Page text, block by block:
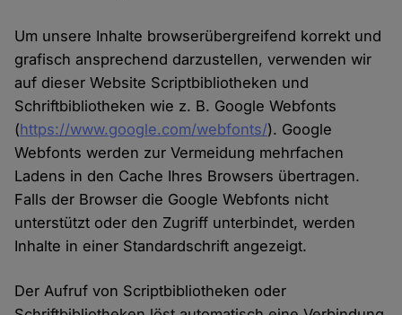
Um unsere Inhalte browserübergreifend korrekt und
grafisch ansprechend darzustellen, verwenden wir
auf dieser Website Scriptbibliotheken und
Schriftbibliotheken wie z. B. Google Webfonts
(https://www.google.com/webfonts/). Google
Webfonts werden zur Vermeidung mehrfachen
Ladens in den Cache Ihres Browsers übertragen.
Falls der Browser die Google Webfonts nicht
unterstützt oder den Zugriff unterbindet, werden
Inhalte in einer Standardschrift angezeigt.
Der Aufruf von Scriptbibliotheken oder